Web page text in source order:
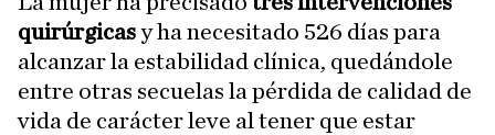
quirúrgicasy ha necesitado 526 días para
alcanzar la estabilidad clínica, quedándole
entre otras secuelas la pérdida de calidad de
vida de carácter leve al tener que estar